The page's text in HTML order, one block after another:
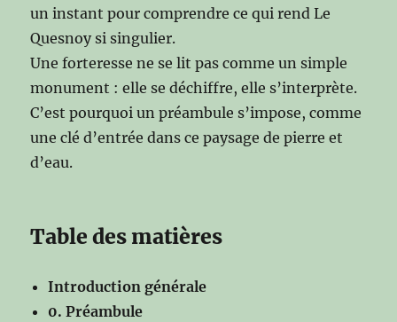
un instant pour comprendre ce qui rend Le
Quesnoy si singulier.
Une forteresse ne se lit pas comme un simple
monument : elle se déchiffre, elle s’interprète.
C’est pourquoi un préambule s’impose, comme
une clé d’entrée dans ce paysage de pierre et
d’eau.
Table des matières
Introduction générale
0. Préambule